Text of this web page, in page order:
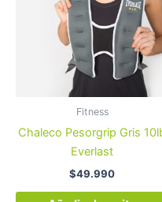
Fitness
Chaleco Pesorgrip Gris
Everlast
$49.990